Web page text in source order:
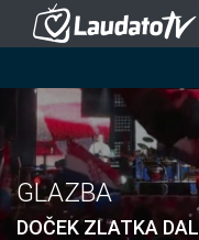
Skoči
sadržaj
GLAZBA
DOČEK ZLATKA